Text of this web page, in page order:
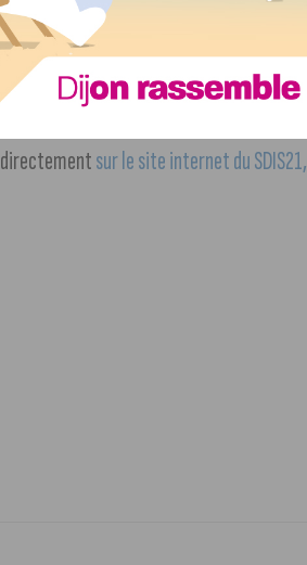
Bravo à tous les pompiers engagés
d’appel aux citoyens à devenir
sur le site internet du SDIS21,